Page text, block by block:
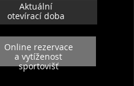
Online rezervace
a vytíženost
sportovišť
Aktuální
otevírací doba